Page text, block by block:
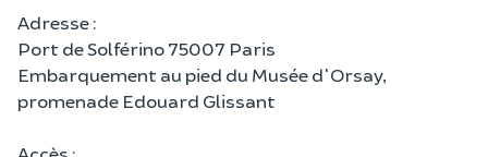
Adresse :
Port de Solférino 75007 Paris
Embarquement au pied du Musée d'Orsay,
promenade Edouard Glissant
Accès :